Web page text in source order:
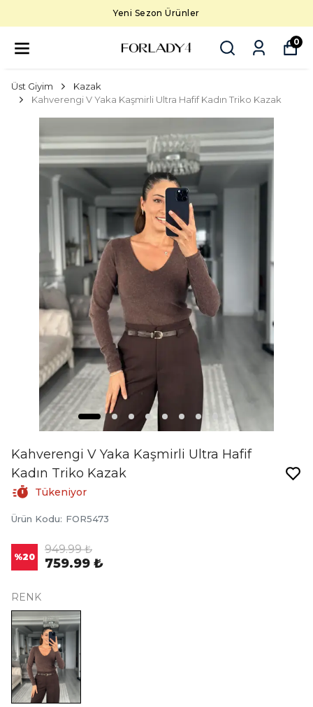
Yeni Sezon Ürünler
0
Üst Giyim
Kazak
Kahverengi V Yaka Kaşmirli Ultra Hafif Kadın Triko Kazak
Kahverengi V Yaka Kaşmirli Ultra Hafif
Kadın Triko Kazak
Tükeniyor
Ürün Kodu: FOR5473
%20
949.99 ₺
759.99 ₺
RENK